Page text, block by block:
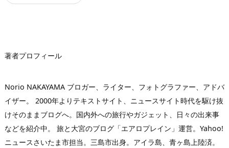
ド
著者プロフィール
Norio NAKAYAMA ブロガー、ライター、フォトグラファー、アドバ
イザー。 2000年よりテキストサイト、ニュースサイト時代を駆け抜
けそのままブログへ。国内外への旅行やガジェット、日々の出来事
などを紹介中。 旅と大宮のブログ「エアロプレイン」運営。Yahoo!
ニュースさいたま市担当。三島市出身。アイラ島、青ヶ島上陸済。